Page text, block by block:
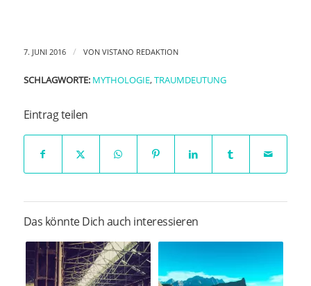
7. JUNI 2016 / VON VISTANO REDAKTION
SCHLAGWORTE: MYTHOLOGIE,TRAUMDEUTUNG
Eintrag teilen
Das könnte Dich auch interessieren